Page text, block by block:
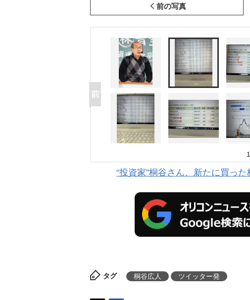
前の写真
“投資家”桐谷さん、新たに買っ
タグ 桐谷広人 ツイッター発